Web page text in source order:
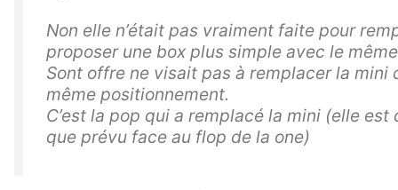
Non elle n’était pas vraiment faite pour
proposer une box plus simple avec le
Sont offre ne visait pas à remplacer la mini
même positionnement.
C’est la pop qui a remplacé la mini (elle est
que prévu face au flop de la one)